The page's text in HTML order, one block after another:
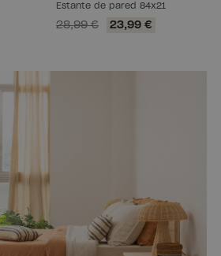
Estante de pared 84x21
28,99 € 23,99 €